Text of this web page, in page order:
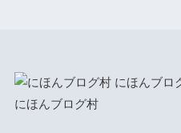
にほんブログ村